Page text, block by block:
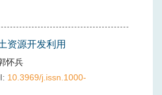
资源开发利用
怀兵
10.3969/j.issn.1000-